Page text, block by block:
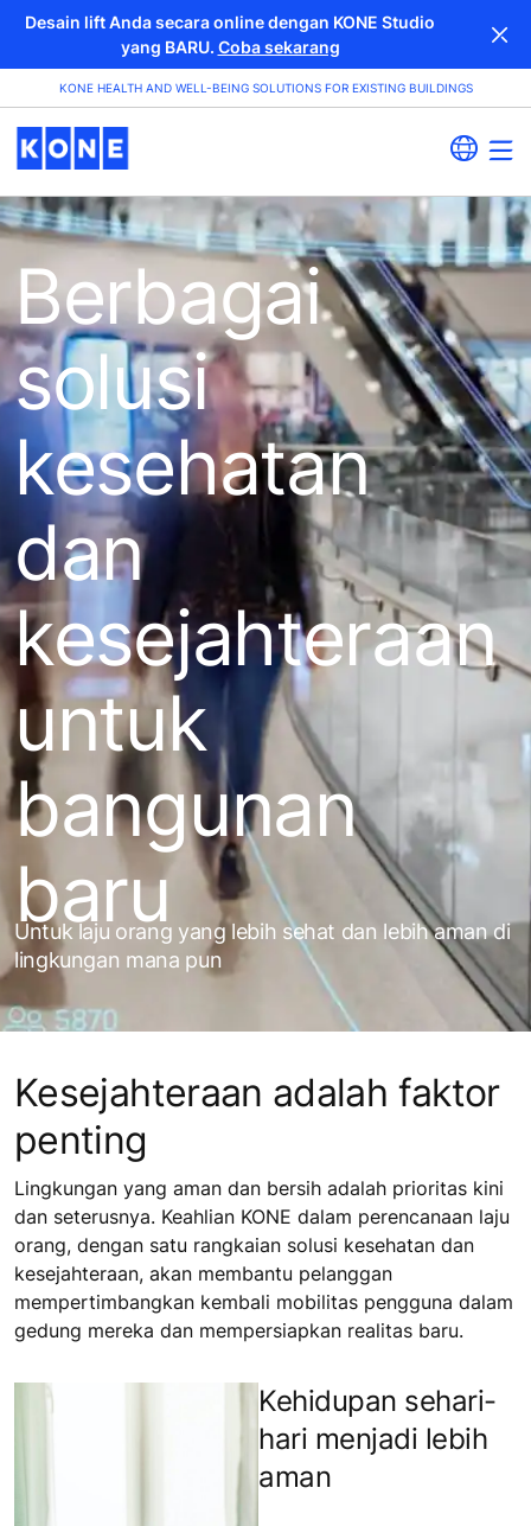
Desain lift Anda secara online dengan KONE Studio
yang BARU. Coba sekarang
KONE HEALTH AND WELL-BEING SOLUTIONS FOR EXISTING BUILDINGS
Berbagai
solusi
kesehatan
dan
kesejahteraan
untuk
bangunan
baru
Untuk laju orang yang lebih sehat dan lebih aman di
lingkungan mana pun
Kesejahteraan adalah faktor
penting
Lingkungan yang aman dan bersih adalah prioritas kini
dan seterusnya. Keahlian KONE dalam perencanaan laju
orang, dengan satu rangkaian solusi kesehatan dan
kesejahteraan, akan membantu pelanggan
mempertimbangkan kembali mobilitas pengguna dalam
gedung mereka dan mempersiapkan realitas baru.
Kehidupan sehari-
hari menjadi lebih
aman